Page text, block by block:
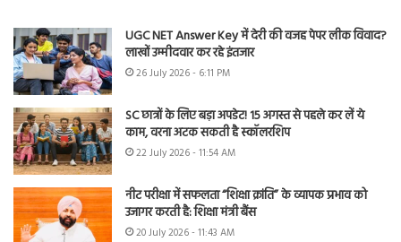
UGC NET Answer Key में देरी की वजह पेपर लीक विवाद?
लाखों उम्मीदवार कर रहे इंतजार
26 July 2026 - 6:11 PM
SC छात्रों के लिए बड़ा अपडेट! 15 अगस्त से पहले कर लें ये
काम, वरना अटक सकती है स्कॉलरशिप
22 July 2026 - 11:54 AM
नीट परीक्षा में सफलता “शिक्षा क्रांति” के व्यापक प्रभाव को
उजागर करती है: शिक्षा मंत्री बैंस
20 July 2026 - 11:43 AM